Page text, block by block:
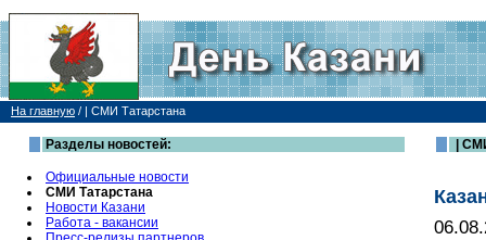
На главную / | СМИ Татарстана
Разделы новостей:
Официальные новости
СМИ Татарстана
Новости Казани
Работа - вакансии
|